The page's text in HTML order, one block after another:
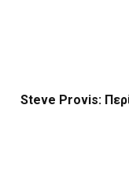
Steve Provis: